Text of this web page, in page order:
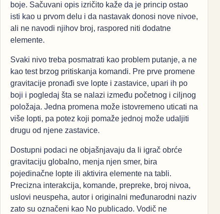
boje. Sačuvani opis izričito kaže da je princip ostao
isti kao u prvom delu i da nastavak donosi nove nivoe,
ali ne navodi njihov broj, raspored niti dodatne
elemente.
Svaki nivo treba posmatrati kao problem putanje, a ne
kao test brzog pritiskanja komandi. Pre prve promene
gravitacije pronađi sve lopte i zastavice, upari ih po
boji i pogledaj šta se nalazi između početnog i ciljnog
položaja. Jedna promena može istovremeno uticati na
više lopti, pa potez koji pomaže jednoj može udaljiti
drugu od njene zastavice.
Dostupni podaci ne objašnjavaju da li igrač obrće
gravitaciju globalno, menja njen smer, bira
pojedinačne lopte ili aktivira elemente na tabli.
Precizna interakcija, komande, prepreke, broj nivoa,
uslovi neuspeha, autor i originalni međunarodni naziv
zato su označeni kao No publicado. Vodič ne